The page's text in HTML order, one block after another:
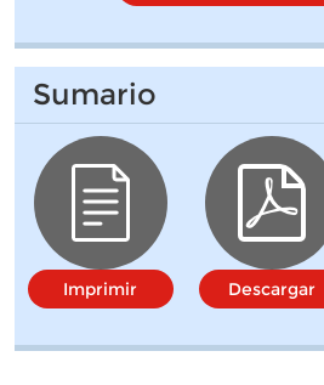
Sumario
Imprimir Descargar